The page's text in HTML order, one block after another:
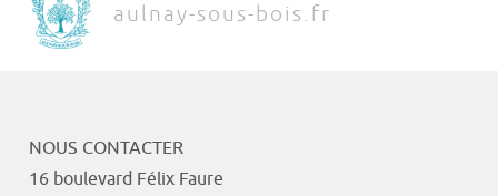
aulnay-sous-bois.fr
NOUS CONTACTER
16 boulevard Félix Faure